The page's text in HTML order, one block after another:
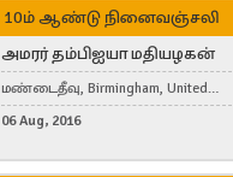
10ம் ஆண்டு நினைவஞ்சலி
அமரர் தம்பிஐயா மதியழகன்
மண்டைதீவு, Birmingham, United
Kingdom
06 Aug, 2016